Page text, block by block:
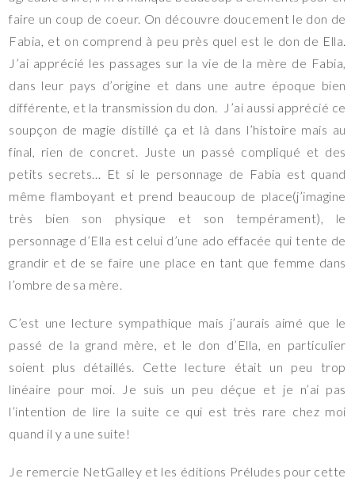
faire un coup de coeur. On découvre doucement le don de
Fabia, et on comprend à peu près quel est le don de Ella.
J’ai apprécié les passages sur la vie de la mère de Fabia,
dans leur pays d’origine et dans une autre époque bien
différente, et la transmission du don. J’ai aussi apprécié ce
soupçon de magie distillé ça et là dans l’histoire mais au
final, rien de concret. Juste un passé compliqué et des
petits secrets… Et si le personnage de Fabia est quand
même flamboyant et prend beaucoup de place(j’imagine
très bien son physique et son tempérament), le
personnage d’Ella est celui d’une ado effacée qui tente de
grandir et de se faire une place en tant que femme dans
l’ombre de sa mère.
C’est une lecture sympathique mais j’aurais aimé que le
passé de la grand mère, et le don d’Ella, en particulier
soient plus détaillés. Cette lecture était un peu trop
linéaire pour moi. Je suis un peu déçue et je n’ai pas
l’intention de lire la suite ce qui est très rare chez moi
quand il y a une suite!
Je remercie NetGalley et les éditions Préludes pour cette